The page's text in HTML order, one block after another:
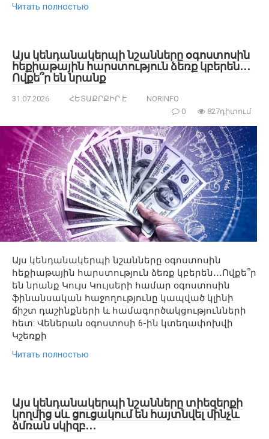
Читать полностью
Այս կենդանակերպի նշանները օգոստոսին
հեքիաթային հարստություն ձեռք կբերեն․․․
Ովքե՞ր են նրանք
31.07.2026 ՀԵՏԱՔՐՔԻՐ Է
NORINFO
0
827դիտում
Այս կենդանակերպի նշանները օգոստոսին
հեքիաթային հարստություն ձեռք կբերեն․․․Ովքե՞ր
են նրանք Կույս Կույսերի համար օգոստոսին
ֆինանսական հաջողությունը կապված կլինի
ճիշտ դաշինքների և համագործակցությունների
հետ: Վեներան օգոստոսի 6-ին կտեղափոխվի
Կշեռքի
Читать полностью
Այս կենդանակերպի նշանները տիեզերքի
կողմից սև ցուցակում են հայտնվել մինչև
ձմռան սկիզբ․․․